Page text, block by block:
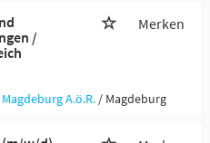
/
Merken
A.ö.R. / Magdeburg